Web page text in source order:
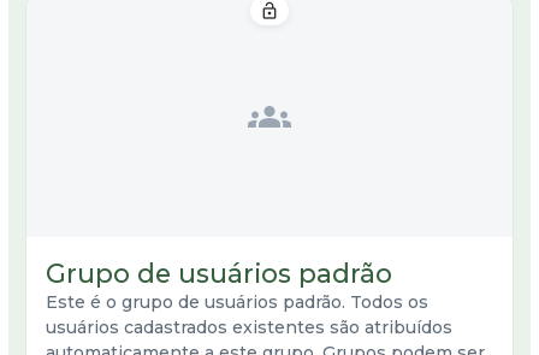
groups
lock_open
Grupo de usuários padrão
Este é o grupo de usuários padrão. Todos os
usuários cadastrados existentes são atribuídos